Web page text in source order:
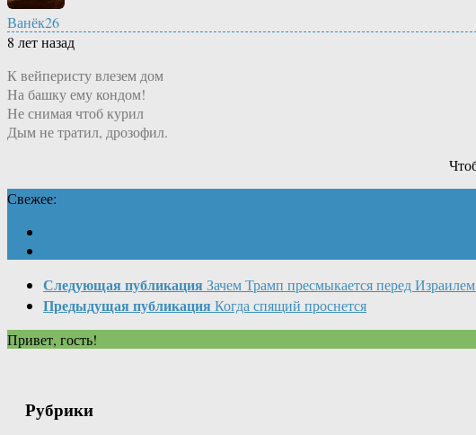
Ванёк26
8 лет назад
К вейперисту влезем дом
На башку ему кондом!
Не снимая чтоб курил
Дым не тратил, дрозофил.
Свежее:
Следующая публикация Зачем Трамп пресмыкается перед
Предыдущая публикация Когда спящий проснется
Привет, гость!
Рубрики